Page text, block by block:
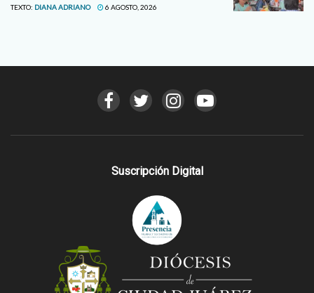
TEXTO: DIANA ADRIANO 6 AGOSTO, 2026
Suscripción Digital